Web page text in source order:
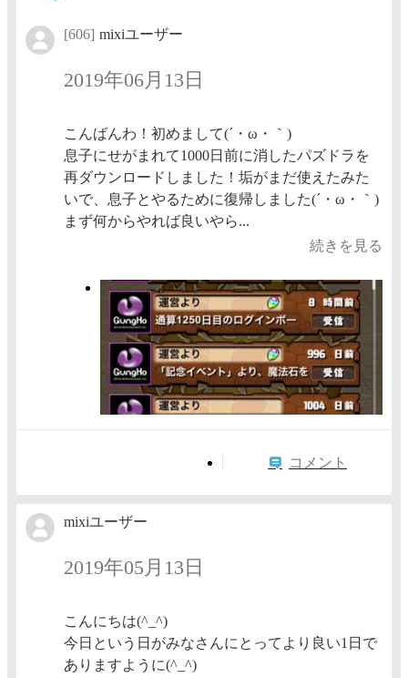
[606] mixiユーザー
2019年06月13日
こんばんわ！初めまして(´・ω・｀)
息子にせがまれて1000日前に消したパズドラを
再ダウンロードしました！垢がまだ使えたみた
いで、息子とやるために復帰しました(´・ω・｀)
まず何からやれば良いやら...
続きを見る
コメント
mixiユーザー
2019年05月13日
こんにちは(^_^)
今日という日がみなさんにとってより良い1日で
ありますように(^_^)